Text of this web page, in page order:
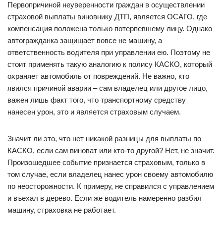
Первопричиной неуверенности граждан в осуществлении
страховой выплаты виновнику ДТП, является ОСАГО, где
компенсация положена только потерпевшему лицу. Однако
автогражданка защищает вовсе не машину, а
ответственность водителя при управлении ею. Поэтому не
стоит применять такую аналогию к полису КАСКО, который
охраняет автомобиль от повреждений. Не важно, кто
явился причиной аварии – сам владелец или другое лицо,
важен лишь факт того, что транспортному средству
нанесен урон, это и является страховым случаем.
Значит ли это, что нет никакой разницы для выплаты по
КАСКО, если сам виноват или кто-то другой? Нет, не значит.
Произошедшее событие признается страховым, только в
том случае, если владелец нанес урон своему автомобилю
по неосторожности. К примеру, не справился с управлением
и въехал в дерево. Если же водитель намеренно разбил
машину, страховка не работает.